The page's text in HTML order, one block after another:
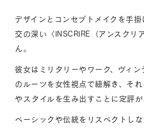
デザインとコンセプトメイクを手
交の深い〈INSCRIRE（アンスクリ
ん。
彼女はミリタリーやワーク、ヴィ
のルーツを女性視点で紐解き、そ
やスタイルを生み出すことに定評が
ベーシックや伝統をリスペクトし